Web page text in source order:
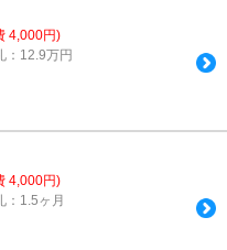
4,000円)
：12.9万円
4,000円)
：1.5ヶ月